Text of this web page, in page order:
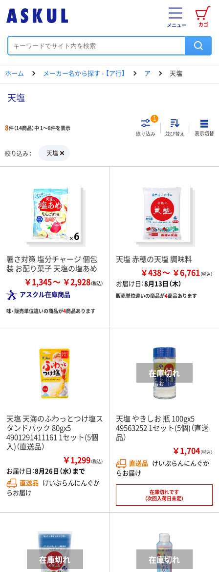
カゴ
メニュー
ホーム メーカー名から探す - 【ア行】 ア 天塩
天塩
8件（14商品）中 1～8件を表示
絞り込み
1
並び替え 表示切替
絞り込み 天塩
暑さ対策 塩分チャージ 個包
装 お配り菓子 天塩の塩あめ
￥1,345 ￥2,928
アスクル在庫商品
味・販売単位違いの商品が4商品あります
天塩 赤穂の天塩 調味料
￥438 ￥6,761
お届け日：8月13日（木）
販売単位違いの商品が4商品あります
天塩 天海のふわっとつけ塩ス
タンドパック 80gx5
4901291411161 1セット(5個
入)（直送品）
￥1,299（税込）
お届け日：8月26日（水）まで
直送品 けいぷらんにんぐか
らお届け
天塩 やきしお 瓶 100gx5
49563252 1セット(5個)（直送
品）
￥1,704（税込）
直送品 けいぷらんにんぐか
らお届け
在庫切れです
（次回入荷日未定）